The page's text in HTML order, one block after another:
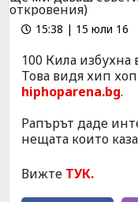
15:38 | 15 юли 16
100 Кила
Това видя хип
hiphoparena.bg.
Рапърът даде
нещата които
Вижте ТУК.